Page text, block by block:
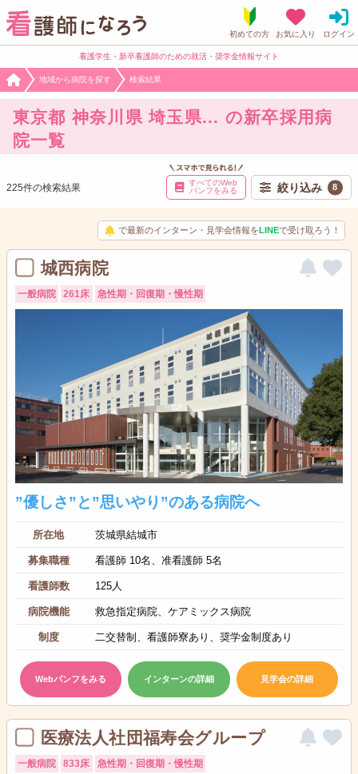
看護学生・新卒看護師のための就活・奨学金情報サイト
地域から病院を探す 検索結果
東京都 神奈川県 埼玉県... の新卒採用病
院一覧
すべてのWeb
パンフをみる
絞り込み 8
225件の検索結果
で最新のインターン・見学会情報をLINEで受け取ろう！
城西病院
一般病院 261床 急性期・回復期・慢性期
”優しさ”と”思いやり”のある病院へ
所在地 茨城県結城市
募集職種 看護師 10名、准看護師 5名
看護師数 125人
病院機能 救急指定病院、ケアミックス病院
制度 二交替制、看護師寮あり、奨学金制度あり
Webパンフをみる インターンの詳細 見学会の詳細
医療法人社団福寿会グループ
一般病院 833床 急性期・回復期・慢性期